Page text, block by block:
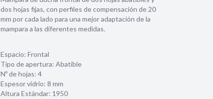
dos hojas fijas, con perfiles de compensación de 20
mm por cada lado para una mejor adaptación de la
mampara a las diferentes medidas.
Espacio: Frontal
Tipo de apertura: Abatible
Nº de hojas: 4
Espesor vidrio: 8 mm
Altura Estándar: 1950